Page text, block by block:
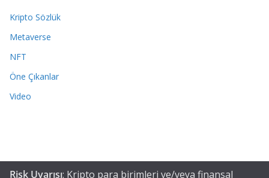
Kripto Sözlük
Metaverse
NFT
Öne Çıkanlar
Video
Risk Uyarısı: Kripto para birimleri ve/veya finansal